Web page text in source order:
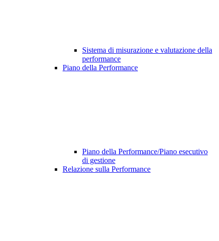
Sistema di misurazione e valutazione della
performance
Piano della Performance
Piano della Performance/Piano esecutivo
di gestione
Relazione sulla Performance